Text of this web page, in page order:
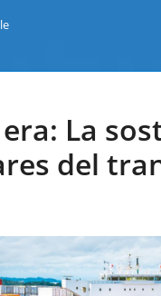
La
del